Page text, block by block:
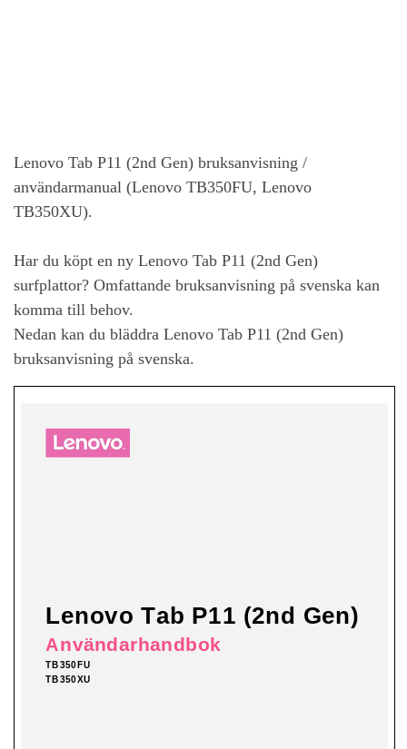
Lenovo Tab P11 (2nd Gen) bruksanvisning /
användarmanual (Lenovo TB350FU, Lenovo
TB350XU).
Har du köpt en ny Lenovo Tab P11 (2nd Gen)
surfplattor? Omfattande bruksanvisning på svenska kan
komma till behov.
Nedan kan du bläddra Lenovo Tab P11 (2nd Gen)
bruksanvisning på svenska.